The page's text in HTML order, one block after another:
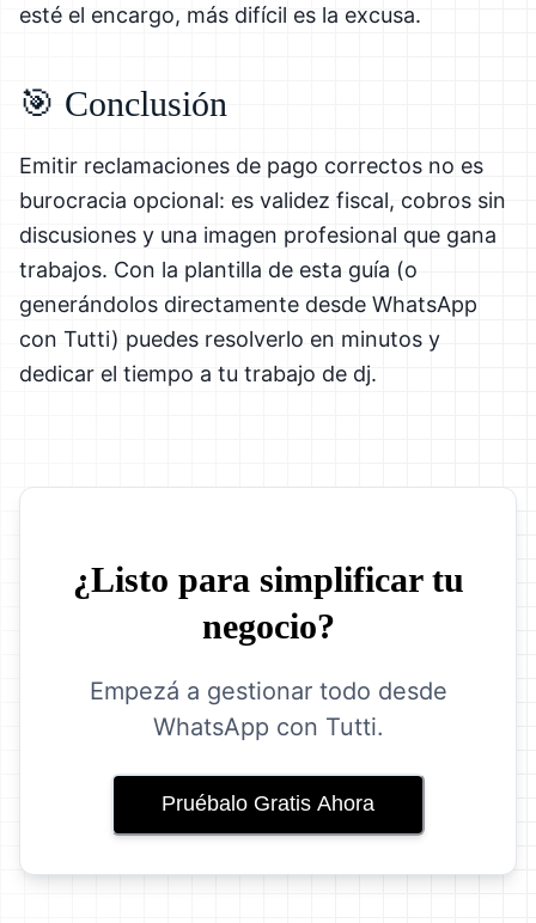
esté el encargo, más difícil es la excusa.
🎯 Conclusión
Emitir reclamaciones de pago correctos no es
burocracia opcional: es validez fiscal, cobros sin
discusiones y una imagen profesional que gana
trabajos. Con la plantilla de esta guía (o
generándolos directamente desde WhatsApp
con Tutti) puedes resolverlo en minutos y
dedicar el tiempo a tu trabajo de dj.
¿Listo para simplificar tu
negocio?
Empezá a gestionar todo desde
WhatsApp con Tutti.
Pruébalo Gratis Ahora